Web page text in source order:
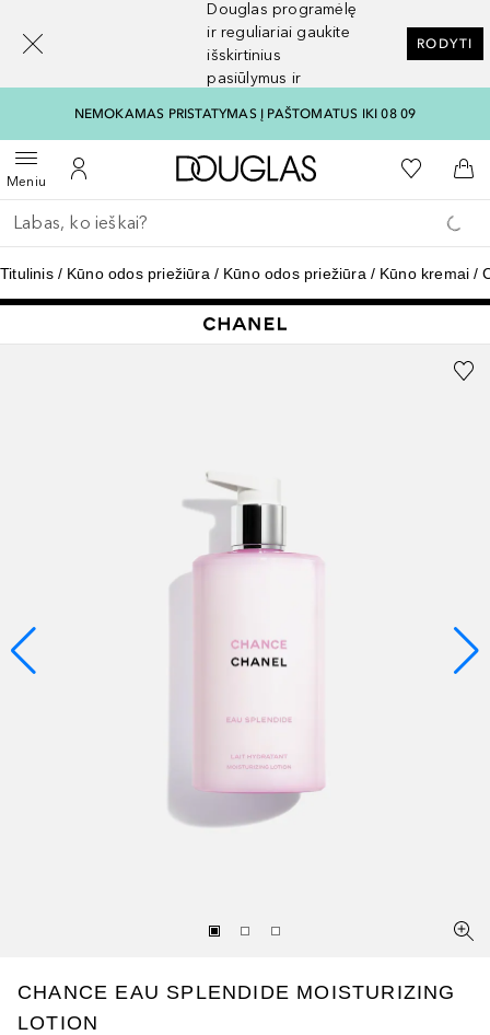
Douglas programėlę
ir reguliariai gaukite
išskirtinius
pasiūlymus ir
RODYTI
NEMOKAMAS PRISTATYMAS Į PAŠTOMATUS IKI 08 09
MeniuAtidaryti meniuĮ mano paskyrą
Į Douglas pagrindinį
Į mano
Į
Grįžk atgal
Vykdykite paiešką
Titulinis Kūno odos priežiūra Kūno odos priežiūra Kūno kremai
CHANCE EAU SPLENDIDE MOISTURIZING
LOTION
[navigation.slideout.screenreader]